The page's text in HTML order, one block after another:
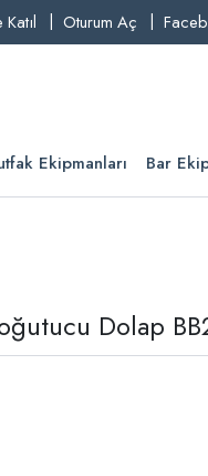
Katıl Oturum Aç
Ekipmanları Bar
Dolap